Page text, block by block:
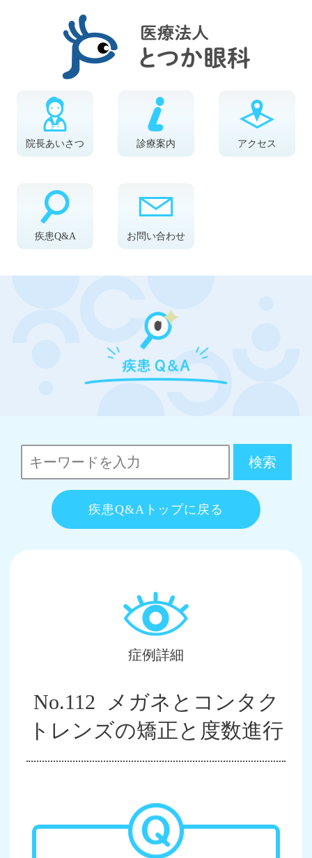
院長あいさつ 診療案内 アクセス
疾患Q&A お問い合わせ
疾患Q&Aトップに戻る
症例詳細
No.112 メガネとコンタク
トレンズの矯正と度数進行